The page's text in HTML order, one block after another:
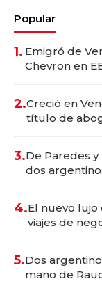
Popular
1. Emigró de
Chevron en
2.Creció en
título de
3.De Paredes
dos
4.El nuevo
viajes de
5.Dos
mano de